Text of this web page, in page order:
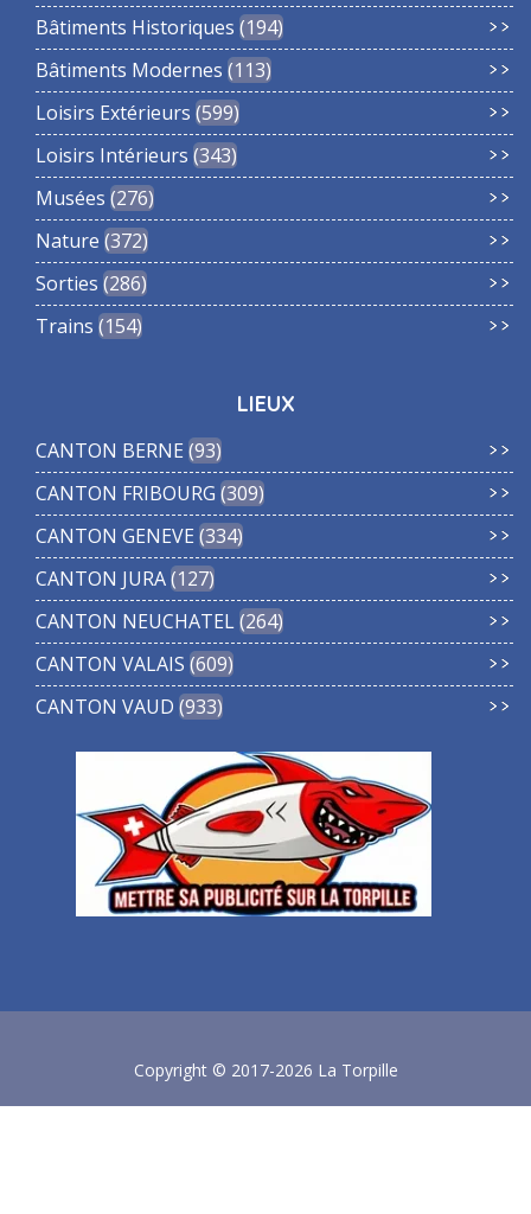
Bâtiments Historiques 194
Bâtiments Modernes 113
Loisirs Extérieurs 599
Loisirs Intérieurs 343
Musées 276
Nature 372
Sorties 286
Trains 154
LIEUX
CANTON BERNE 93
CANTON FRIBOURG 309
CANTON GENEVE 334
CANTON JURA 127
CANTON NEUCHATEL 264
CANTON VALAIS 609
CANTON VAUD 933
Copyright © 2017-2026 La Torpille